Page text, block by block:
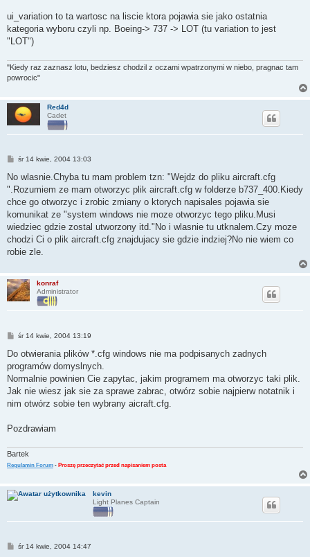
ui_variation to ta wartosc na liscie ktora pojawia sie jako ostatnia
kategoria wyboru czyli np. Boeing-> 737 -> LOT (tu variation to jest
"LOT")
"Kiedy raz zaznasz lotu, bedziesz chodzil z oczami wpatrzonymi w niebo, pragnac tam
powrocic"
Red4d
Cadet
P
s
śr 14 kwie, 2004 13:03
No wlasnie.Chyba tu mam problem tzn: "Wejdz do pliku aircraft.cfg
".Rozumiem ze mam otworzyc plik aircraft.cfg w folderze b737_400.Kiedy
chce go otworzyc i zrobic zmiany o ktorych napisales pojawia sie
komunikat ze "system windows nie moze otworzyc tego pliku.Musi
wiedziec gdzie zostal utworzony itd."No i wlasnie tu utknalem.Czy moze
chodzi Ci o plik aircraft.cfg znajdujacy sie gdzie indziej?No nie wiem co
robie zle.
konraf
Administrator
P
s
śr 14 kwie, 2004 13:19
Do otwierania plików *.cfg windows nie ma podpisanych zadnych
programów domyslnych.
Normalnie powinien Cie zapytac, jakim programem ma otworzyc taki plik.
Jak nie wiesz jak sie za sprawe zabrac, otwórz sobie najpierw notatnik i
nim otwórz sobie ten wybrany aicraft.cfg.
Pozdrawiam
Bartek
Regulamin Forum - Proszę przeczytać przed napisaniem posta
kevin
Light Planes Captain
Pśr 14 kwie, 2004 14:47